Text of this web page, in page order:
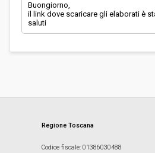
Buongiorno,
il link dove scaricare gli elaborati è
saluti
Regione Toscana
Codice fiscale: 01386030488